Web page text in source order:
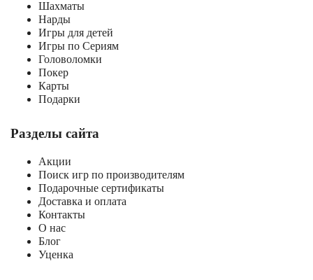
Шахматы
Нарды
Игры для детей
Игры по Сериям
Головоломки
Покер
Карты
Подарки
Разделы сайта
Акции
Поиск игр по производителям
Подарочные сертификаты
Доставка и оплата
Контакты
О нас
Блог
Уценка